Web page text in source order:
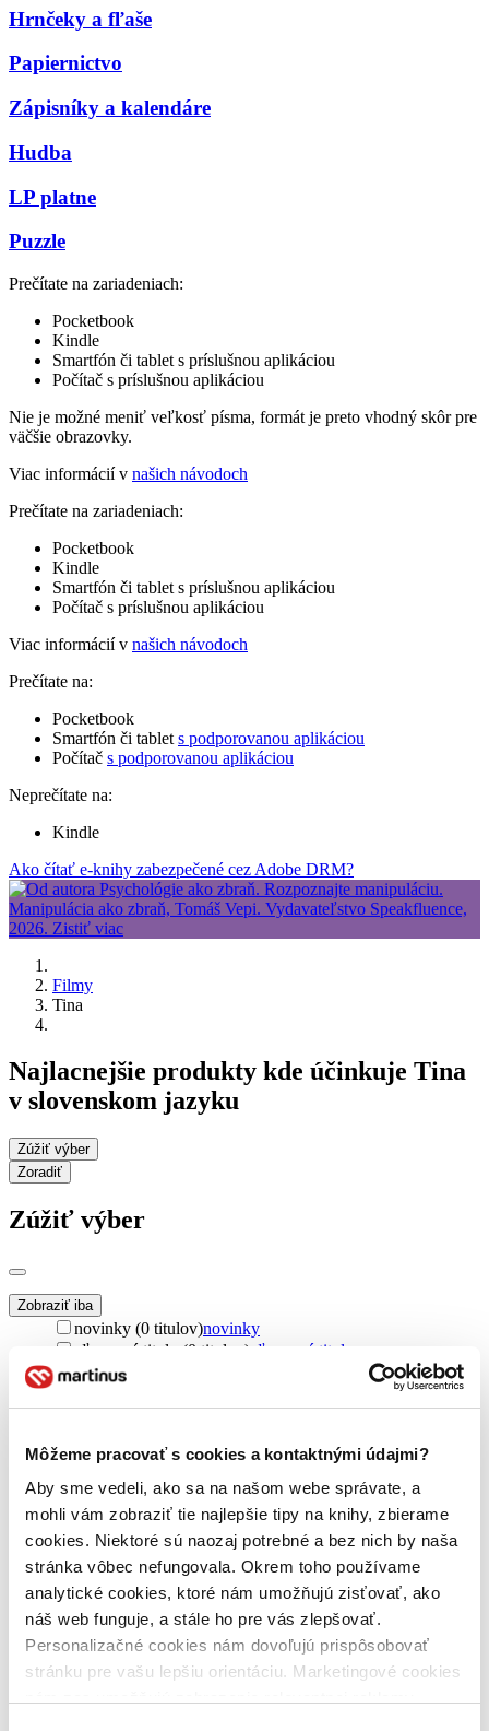
Môžeme pracovať s cookies a kontaktnými údajmi?
Aby sme vedeli, ako sa na našom webe správate, a
mohli vám zobraziť tie najlepšie tipy na knihy, zbierame
cookies. Niektoré sú naozaj potrebné a bez nich by naša
stránka vôbec nefungovala. Okrem toho používame
analytické cookies, ktoré nám umožňujú zisťovať, ako
náš web funguje, a stále ho pre vás zlepšovať.
Personalizačné cookies nám dovoľujú prispôsobovať
stránku pre vašu lepšiu orientáciu. Marketingové cookies
Hrnčeky a fľaše
Papiernictvo
Zápisníky a kalendáre
Hudba
LP platne
Puzzle
Prečítate na zariadeniach:
Pocketbook
Kindle
Smartfón či tablet s príslušnou aplikáciou
Počítač s príslušnou aplikáciou
Nie je možné meniť veľkosť písma, formát je preto vhodný skôr pre
väčšie obrazovky.
Viac informácií v našich návodoch
Prečítate na zariadeniach:
Pocketbook
Kindle
Smartfón či tablet s príslušnou aplikáciou
Počítač s príslušnou aplikáciou
Viac informácií v našich návodoch
Prečítate na:
Pocketbook
Smartfón či tablet s podporovanou aplikáciou
Počítač s podporovanou aplikáciou
Neprečítate na:
Kindle
Ako čítať e-knihy zabezpečené cez Adobe DRM?
Filmy
Tina
Najlacnejšie produkty kde účinkuje Tina
v slovenskom jazyku
Zúžiť výber
Zoradiť
Zúžiť výber
Zobraziť iba
novinky (0 titulov)novinky
zľavnené tituly (0 titulov) zľavnené tituly
Dostupnosť
na centrálnom sklade (0 titulov)na centrálnom sklade
pripravujeme (0 titulov)pripravujeme
dostupná (bez vypredaných) (0 titulov)
dostupná (bez
vypredaných)
Nové / čítané
nová (0 titulov)nová
čítaná (0 titulov)čítaná
čítaná - výborný stav (0 titulov)čítaná - výborný stav
čítaná - mierne opotrebovaná (0 titulov)čítaná - mierne
opotrebovaná
čítané verzie vypredaných kníh (0 titulov)čítané verzie
vypredaných kníh